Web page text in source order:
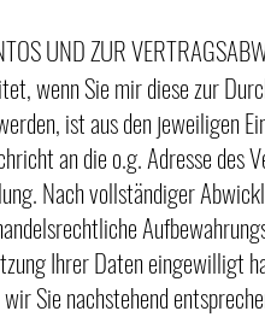
UND ZUR
wenn Sie mir diese zur
ist aus den jeweiligen
an die o.g. Adresse
Nach vollständiger
Ihrer Daten eingewilligt
Sie nachstehend